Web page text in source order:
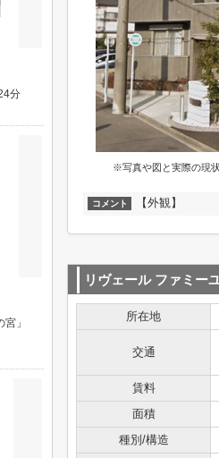
※写真や図と実際の現
コメント 【外観】
リヴェール ファミー
所在地
交通
賃料
面積
種別/構造
分
」